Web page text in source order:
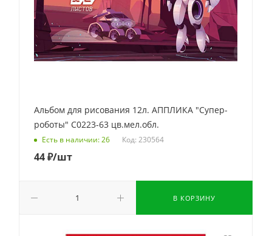
Альбом для рисования 12л. АППЛИКА "Супер-
роботы" С0223-63 цв.мел.обл.
Есть в наличии: 26 Код: 230564
44₽/шт
В КОРЗИНУ